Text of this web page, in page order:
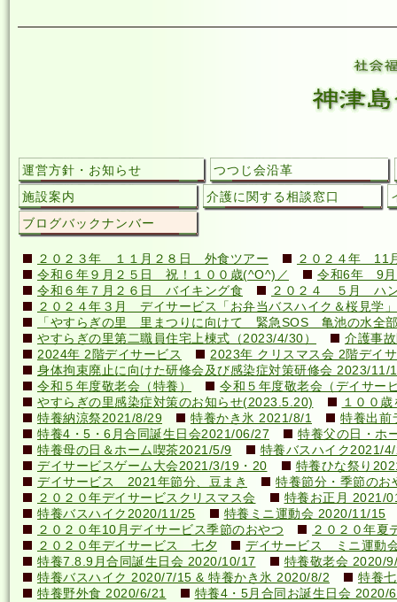
運営方針・お知らせ
つつじ会沿革
施設案内
介護に関する相談窓口
ブログバックナンバー
２０２３年 １１月２８日 外食ツアー
２０２４年 11
令和６年９月２５日 祝！１００歳(^O^)／
令和6年 9
令和６年７月２６日 バイキング食
２０２４ ５月 ハ
２０２４年３月 デイサービス「お弁当バスハイク＆桜見学」
「やすらぎの里 里まつりに向けて 緊急SOS 亀池の水全
やすらぎの里第二職員住宅上棟式（2023/4/30）
介護事
2024年 2階デイサービス
2023年 クリスマス会 2階デイ
身体拘束廃止に向けた研修会及び感染症対策研修会 2023/11/
令和５年度敬老会（特養）
令和５年度敬老会（デイサー
やすらぎの里感染症対策のお知らせ(2023.5.20)
１００
特養納涼祭2021/8/29
特養かき氷 2021/8/1
特養出前
特養4・5・6月合同誕生日会2021/06/27
特養父の日・ホ
特養母の日＆ホーム喫茶2021/5/9
特養バスハイク2021/
デイサービスゲーム大会2021/3/19・20
特養ひな祭り
デイサービス 2021年節分、豆まき
特養節分・季節の
２０２０年デイサービスクリスマス会
特養お正月 2021/
特養バスハイク2020/11/25
特養ミニ運動会 2020/11/15
２０２０年10月デイサービス季節のおやつ
２０２０年夏
２０２０年デイサービス 七夕
デイサービス ミニ運動
特養7.8.9月合同誕生日会 2020/10/17
特養敬老会 2020/
特養バスハイク 2020/7/15 & 特養かき氷 2020/8/2
特養
特養野外食 2020/6/21
特養4・5月合同お誕生日会 2020/